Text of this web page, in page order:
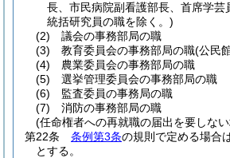
長、市民病院副看護部長、首席学芸
統括研究員の職を除く。)
(2)
議会の事務部局の職
(3)
教育委員会の事務部局の職(公民
(4)
農業委員会の事務部局の職
(5)
選挙管理委員会の事務部局の職
(6)
監査委員の事務局の職
(7)
消防の事務部局の職
(任命権者への再就職の届出を要しな
第22条
条例第3条の規則で定める場合
とする。